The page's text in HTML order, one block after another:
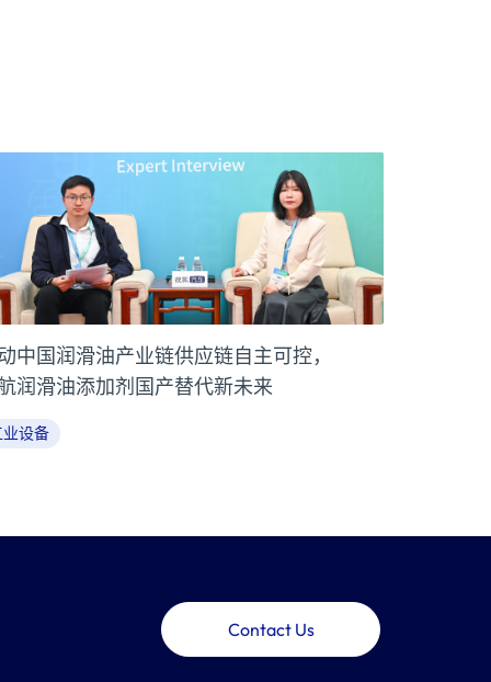
中国润滑油产业链供应链自主可控，
润滑油添加剂国产替代新未来
设备
Contact Us